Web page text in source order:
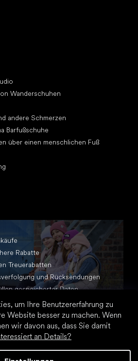
um Ihre Benutzererfahrung zu
Website besser zu machen. Wenn
wir davon aus, dass Sie damit
an Details?
Wanderschuhen
andere Schmerzen
Barfußschuhe
über einen menschlichen Fuß
Rabatte
Treuerabatten
und Rücksendungen
gespeicherter Daten
Ort